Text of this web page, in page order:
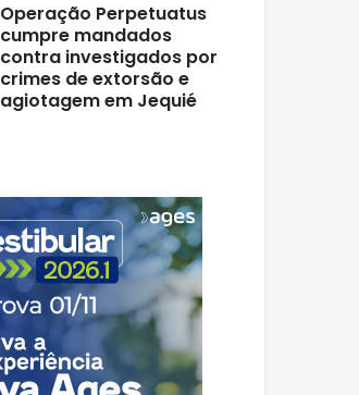
Operação Perpetuatus
cumpre mandados
contra investigados por
crimes de extorsão e
agiotagem em Jequié